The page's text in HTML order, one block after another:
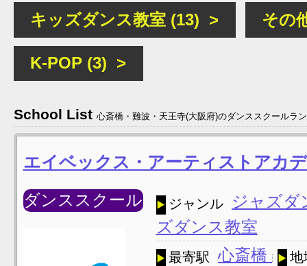
キッズダンス教室 (13) > その
K-POP (3) >
School List 心斎橋・難波・天王寺(大阪府)のダンススクールラ
エイベックス・アーティストアカ
ダンススクール ジャンル
ジャズ
ズダンス教室
最寄駅 心斎橋 地